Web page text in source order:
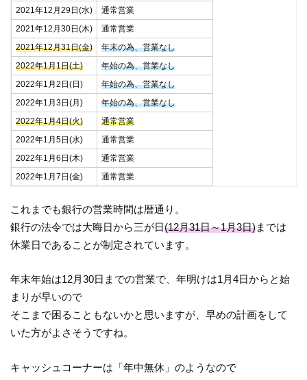
2021年12月29日(水)
通常営業
2021年12月30日(木)
通常営業
2021年12月31日(金)
年末の為、営業なし
2022年1月1日(土)
年始の為、営業なし
2022年1月2日(日)
年始の為、営業なし
2022年1月3日(月)
年始の為、営業なし
2022年1月4日(火)
通常営業
2022年1月5日(水)
通常営業
2022年1月6日(木)
通常営業
2022年1月7日(金)
通常営業
これまでも銀行の営業時間は暦通り。
銀行の法令では大晦日から三が日(12月31日～1月3日)までは
休業日であることが制定されています。
年末年始は12月30日までの営業で、年明けは1月4日からと始
まりが早いので
そこまで困ることもないかと思いますが、早めの計画をして
いた方がよさそうですね。
キャッシュコーナーは「年中無休」のようなので